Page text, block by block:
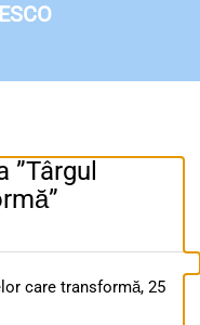
care transformă, 25